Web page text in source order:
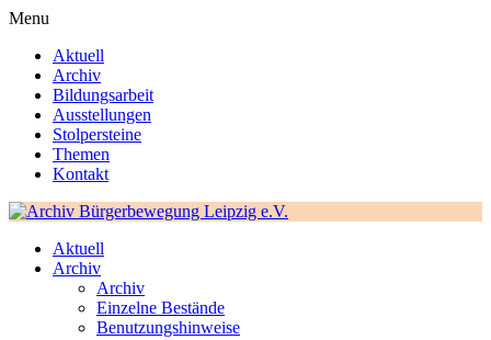
Menu
Aktuell
Archiv
Bildungsarbeit
Ausstellungen
Stolpersteine
Themen
Kontakt
Aktuell
Archiv
Archiv
Einzelne Bestände
Benutzungshinweise